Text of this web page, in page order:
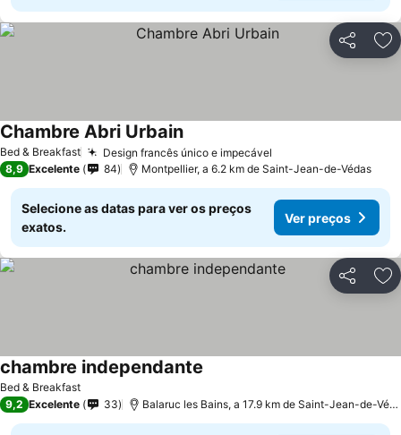
Partilhar
Bed & Breakfast Design francês único e impecável
Chambre Abri Urbain
8,9 Excelente 84 Montpellier, a 6.2 km de Saint-Jean-de-Védas
Selecione as datas para ver os preços
exatos.
Ver preços
Partilhar
Bed & Breakfast
chambre independante
9,2 Excelente 33 Balaruc les Bains, a 17.9 km de Saint-Jean-de-Védas